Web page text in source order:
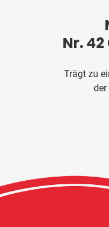
Nr.
Trägt zu